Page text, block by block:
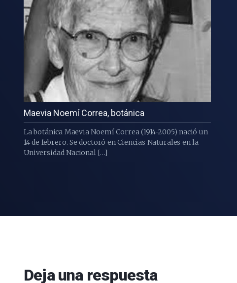
Maevia Noemí Correa, botánica
La botánica Maevia Noemí Correa (1914-2005) nació un
14 de febrero. Se doctoró en Ciencias Naturales en la
Universidad Nacional […]
Deja una respuesta